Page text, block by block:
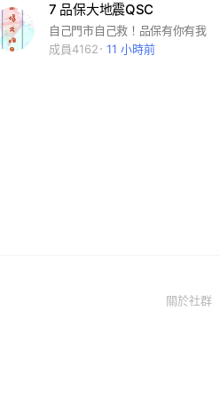
7 品保大地震QSC
自己門市自己救！品保有你有我
成員4162
11 小時前
關於社群